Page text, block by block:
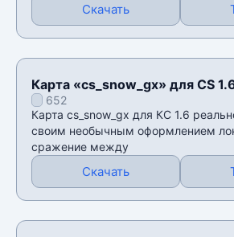
Скачать
Карта «cs_snow_gx» для CS
652
Карта cs_snow_gx для КС 1.6
своим необычным оформлением
сражение между
Скачать